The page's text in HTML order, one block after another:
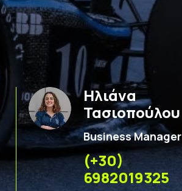
Ηλιάνα
Τασιοπούλου
Business Manager
(+30)
6982019325